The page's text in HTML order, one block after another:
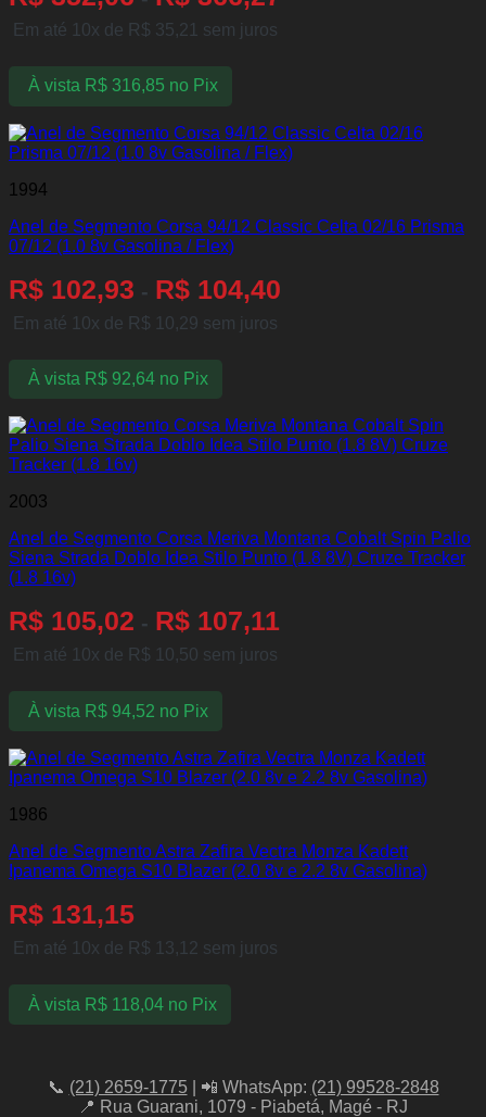
Em até 10x de R$ 35,21 sem juros
À vista R$316,85 no Pix
1994
Anel de Segmento Corsa 94/12 Classic Celta 02/16 Prisma
07/12 (1.0 8v Gasolina / Flex)
R$ 102,93 - R$ 104,40
Em até 10x de R$ 10,29 sem juros
À vista R$92,64 no Pix
2003
Anel de Segmento Corsa Meriva Montana Cobalt Spin Palio
Siena Strada Doblo Idea Stilo Punto (1.8 8V) Cruze Tracker
(1.8 16v)
R$ 105,02 - R$ 107,11
Em até 10x de R$ 10,50 sem juros
À vista R$94,52 no Pix
1986
Anel de Segmento Astra Zafira Vectra Monza Kadett
Ipanema Omega S10 Blazer (2.0 8v e 2.2 8v Gasolina)
R$ 131,15
Em até 10x de R$ 13,12 sem juros
À vista R$118,04 no Pix
📞 (21) 2659-1775| 📲 WhatsApp: (21) 99528-2848
📍 Rua Guarani, 1079 - Piabetá, Magé - RJ